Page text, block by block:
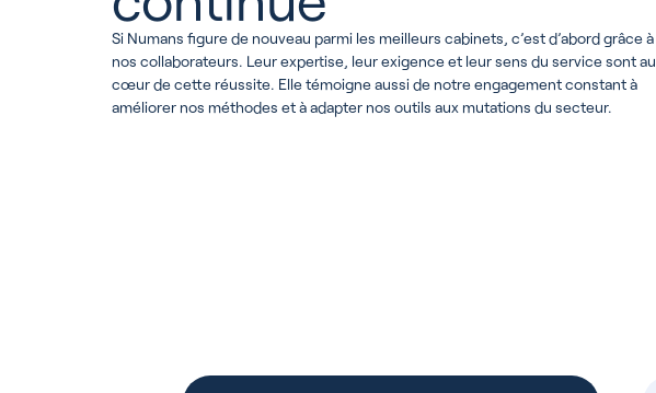
Si Numans figure de nouveau parmi les meilleurs cabinets, c’est d’abord grâce à
nos collaborateurs. Leur expertise, leur exigence et leur sens du service sont au
cœur de cette réussite. Elle témoigne aussi de notre engagement constant à
améliorer nos méthodes et à adapter nos outils aux mutations du secteur.